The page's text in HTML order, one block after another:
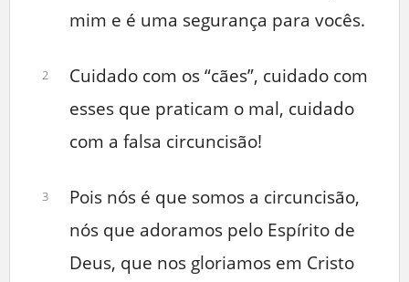
mim e é uma segurança para vocês.
2
Cuidado com os “cães”, cuidado com
esses que praticam o mal, cuidado
com a falsa circuncisão!
3
Pois nós é que somos a circuncisão,
nós que adoramos pelo Espírito de
Deus, que nos gloriamos em Cristo